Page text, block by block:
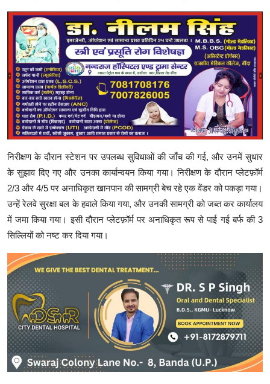
निरीक्षण के दौरान स्टेशन पर उपलब्ध सुविधाओं की जाँच की गई, और उनमें सुधार
के सुझाव दिए गए और उनका कार्यान्वयन किया गया। निरीक्षण के दौरान प्लेटफ़ॉर्म
2/3 और 4/5 पर अनाधिकृत खानपान की सामग्री बेच रहे एक वेंडर को पकड़ा गया।
उन्हें रेलवे सुरक्षा बल के हवाले किया गया, और उनकी सामग्री को जब्त कर कार्यालय
में जमा किया गया। इसी दौरान प्लेटफ़ॉर्म पर अनाधिकृत रूप से पाई गई बर्फ की 3
सिल्लियों को नष्ट कर दिया गया।